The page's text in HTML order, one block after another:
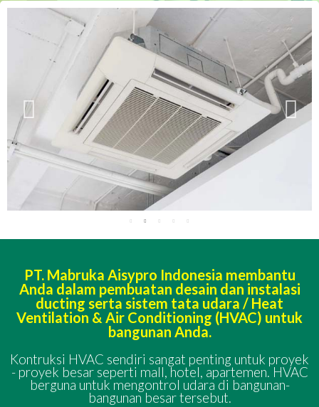
PT. Mabruka Aisypro Indonesia membantu
Anda dalam pembuatan desain dan instalasi
ducting serta sistem tata udara / Heat
Ventilation & Air Conditioning (HVAC) untuk
bangunan Anda.
Kontruksi HVAC sendiri sangat penting untuk proyek
- proyek besar seperti mall, hotel, apartemen. HVAC
berguna untuk mengontrol udara di bangunan-
bangunan besar tersebut.